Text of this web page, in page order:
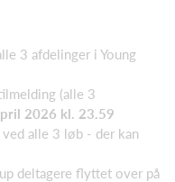
3 afdelinger i Young
(alle 3
2026 kl. 23.59
alle 3 løb - der kan
deltagere flyttet over på